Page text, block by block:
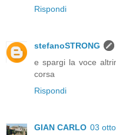
Rispondi
stefanoSTRONG
e spargi la voce
corsa
Rispondi
GIAN CARLO 03